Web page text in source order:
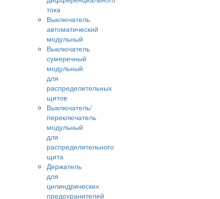
тока
Выключатель
автоматический
модульный
Выключатель
сумеречный
модульный
для
распределительных
щитов
Выключатель/
переключатель
модульный
для
распределительного
щита
Держатель
для
цилиндрических
предохранителей